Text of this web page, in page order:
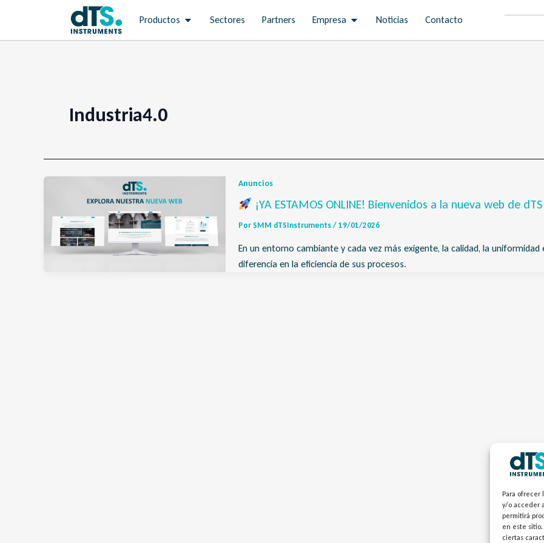
Para ofrecer
y/o acceder
permitirá
en este
ciertas
Productos Open Productos
Sectores Partners Empresa Open Empresa
Noticias Contacto
Industria4.0
Anuncios
¡YA ESTAMOS ONLINE! Bienvenidos a la nueva web de
Por SMM dTSInstruments / 19/01/2026
En un entorno cambiante y cada vez más exigente, la calidad, la
diferencia en la eficiencia de sus procesos.